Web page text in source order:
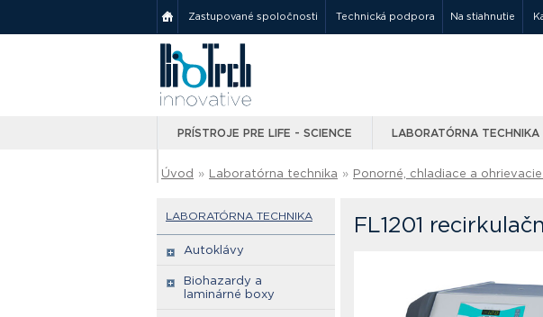
Zastupované spoločnosti Technická podpora Na stiahnutie
PRÍSTROJE PRE LIFE - SCIENCE LABORATÓRNA TECHNIKA
Úvod » Laboratórna technika » Ponorné, chladiace a
LABORATÓRNA TECHNIKA
Autoklávy
Biohazardy a
laminárné boxy
FL1201